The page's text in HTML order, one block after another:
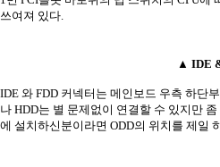
쓰여져 있다.
▲ IDE
IDE 와 FDD 커넥터는 메인보드 우측 하단
나 HDD는 별 문제없이 연결할 수 있지만
에 설치하신분이라면 ODD의 위치를 제일